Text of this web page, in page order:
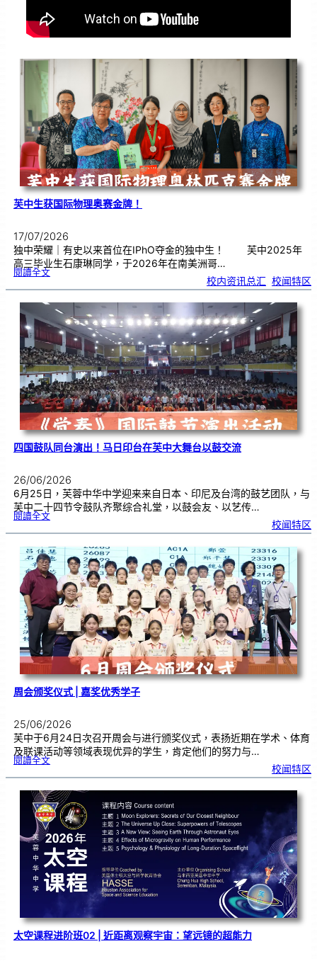
芙中生获国际物理奥赛金牌！
17/07/2026
独中荣耀｜有史以来首位在IPhO夺金的独中生！ 芙中2025年
高三毕业生石康琳同学，于2026年在南美洲哥…
閱讀全文:芙
获
际
物
理
赛
金
牌
！
校内资讯总汇 校闻特区
四国鼓队同台演出！马日印台在芙中大舞台以鼓交流
26/06/2026
6月25日，芙蓉中华中学迎来来自日本、印尼及台湾的鼓艺团队，与
芙中二十四节令鼓队齐聚综合礼堂，以鼓会友、以艺传…
閱讀全文:四
鼓
队
台
演
出
！
马
日
印
台
在
芙
中
大
舞
台
以
鼓
交
流
校闻特区
周会颁奖仪式 | 嘉奖优秀学子
25/06/2026
芙中于6月24日次召开周会与进行颁奖仪式，表扬近期在学术、体育
及联课活动等领域表现优异的学生，肯定他们的努力与…
閱讀全文:周
奖
式
|嘉
奖
优
秀
学
子
校闻特区
太空课程进阶班02 | 近距离观察宇宙：望远镜的超能力